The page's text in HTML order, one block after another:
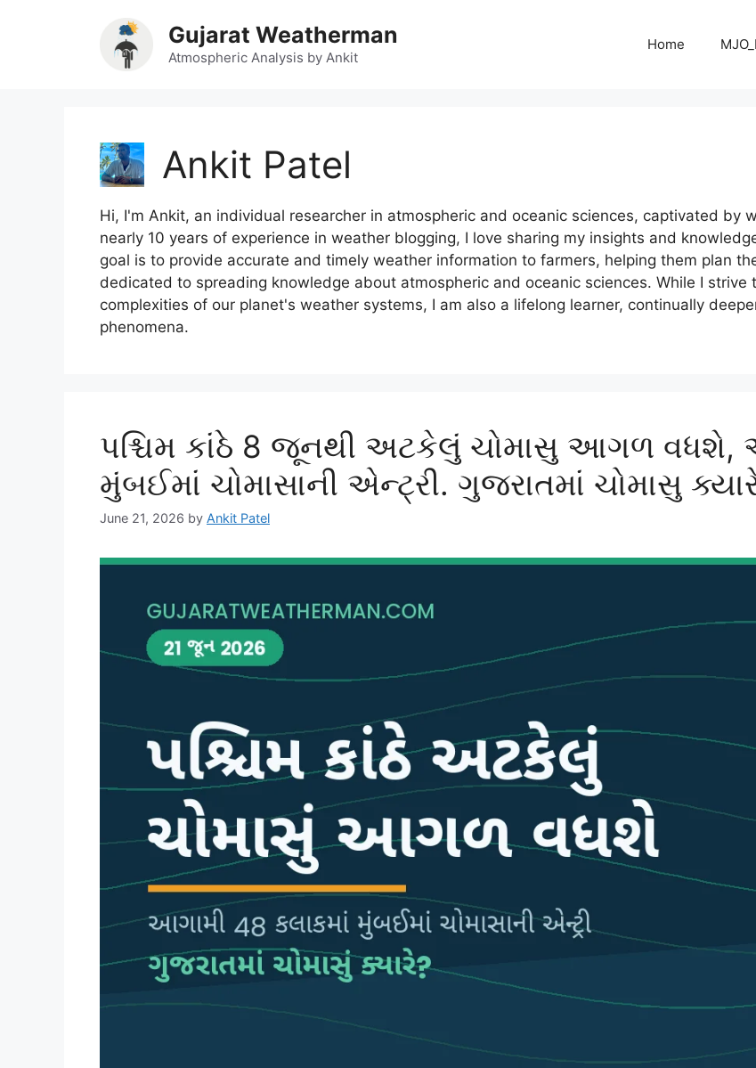
Gujarat Weatherman
Atmospheric Analysis by Ankit
Home
Ankit Patel
Hi, I'm Ankit, an individual researcher in atmospheric and oceanic sciences, captivated by
nearly 10 years of experience in weather blogging, I love sharing my insights and
goal is to provide accurate and timely weather information to farmers, helping them plan
dedicated to spreading knowledge about atmospheric and oceanic sciences. While I
complexities of our planet's weather systems, I am also a lifelong learner, continually
phenomena.
પશ્ચિમ કાંઠે 8 જૂનથી અટકેલું ચોમાસુ આગળ વધશે,
મુંબઈમાં ચોમાસાની એન્ટ્રી. ગુજરાતમાં ચોમાસુ
June 21, 2026 by Ankit Patel